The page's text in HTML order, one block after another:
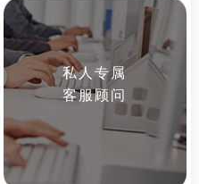
私人专属
客服顾问